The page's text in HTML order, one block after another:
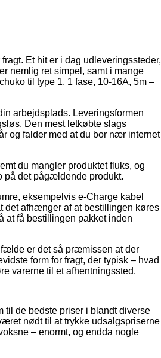
Et hit er i dag udleveringssteder,
nemlig ret simpel, samt i mange
til type 1, 1 fase, 10-16A, 5m –
arbejdsplads. Leveringsformen
Den mest letkøbte slags
og falder med at du bor nær internet
du mangler produktet fluks, og
på det pågældende produkt.
eksempelvis e-Charge kabel
det afhænger af at bestillingen køres
at få bestillingen pakket inden
er det så præmissen at der
form for fragt, der typisk – hvad
varerne til et afhentningssted.
til de bedste priser i blandt diverse
nødt til at trykke udsalgspriserne
– enormt, og endda nogle